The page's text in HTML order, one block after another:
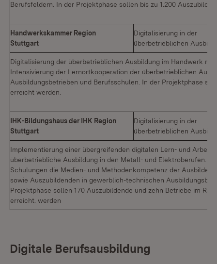
Berufsfeldern. In der Projektphase sollen bis zu 1.200
Handwerkskammer Region
Stuttgart
Digitalisierung in der
überbetrieblichen
Digitalisierung der überbetrieblichen Ausbildung im Handwerk mit
Intensivierung der Lernortkooperation der überbetrieblichen
Ausbildungsbetrieben und Berufsschulen. In der Projektphase
erreicht werden.
IHK-Bildungshaus der IHK Region
Stuttgart
Digitalisierung in der
überbetrieblichen
Implementierung einer übergreifenden digitalen Lern- und
überbetriebliche Ausbildung in den Metall- und Elektroberufen.
Schulungen die Medien- und Methodenkompetenz der
sowie Auszubildenden in gewerblich-technischen
Projektphase sollen 170 Auszubildende und zehn Betriebe im
erreicht. werden
Digitale Berufsausbildung